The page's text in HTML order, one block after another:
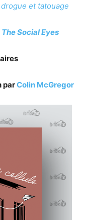
et tatouage
The Social Eyes
parColin McGregor